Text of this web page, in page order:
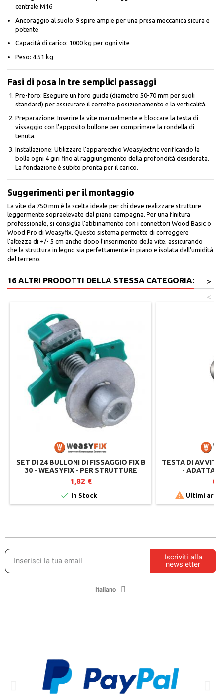
centrale M16
Ancoraggio al suolo: 9 spire ampie per una presa meccanica sicura e
potente
Capacità di carico: 1000 kg per ogni vite
Peso: 4.51 kg
Fasi di posa in tre semplici passaggi
Pre-foro: Eseguire un foro guida (diametro 50-70 mm per suoli
standard) per assicurare il corretto posizionamento e la verticalità.
Preparazione: Inserire la vite manualmente e bloccare la testa di
vissaggio con l'apposito bullone per comprimere la rondella di
tenuta.
Installazione: Utilizzare l'apparecchio Weasylectric verificando la
bolla ogni 4 giri fino al raggiungimento della profondità desiderata.
La fondazione è subito pronta per il carico.
Suggerimenti per il montaggio
La vite da 750 mm è la scelta ideale per chi deve realizzare strutture
leggermente sopraelevate dal piano campagna. Per una finitura
professionale, si consiglia l'abbinamento con i connettori Wood Basic o
Wood Pro di Weasyfix. Questo sistema permette di correggere
l'altezza di +/- 5 cm anche dopo l'inserimento della vite, assicurando
che la struttura in legno sia perfettamente in piano e isolata dall'umidità
del terreno.
16 ALTRI PRODOTTI DELLA STESSA CATEGORIA:
>
<
SET DI 24 BULLONI DI FISSAGGIO FIX B
30 - WEASYFIX - PER STRUTTURE
CONNECT WOOD
1,82 €
 In Stock
TESTA DI
-
 Ultimi
Iscriviti alla
newsletter
Italiano